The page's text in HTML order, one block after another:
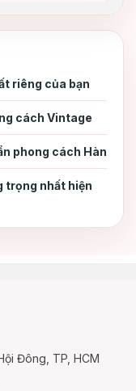
tại Đà Lạt
Lạt
tình yêu
Lạt
riêng của bạn
cách Vintage
phong cách Hàn
trọng nhất hiện
Đông, TP, HCM